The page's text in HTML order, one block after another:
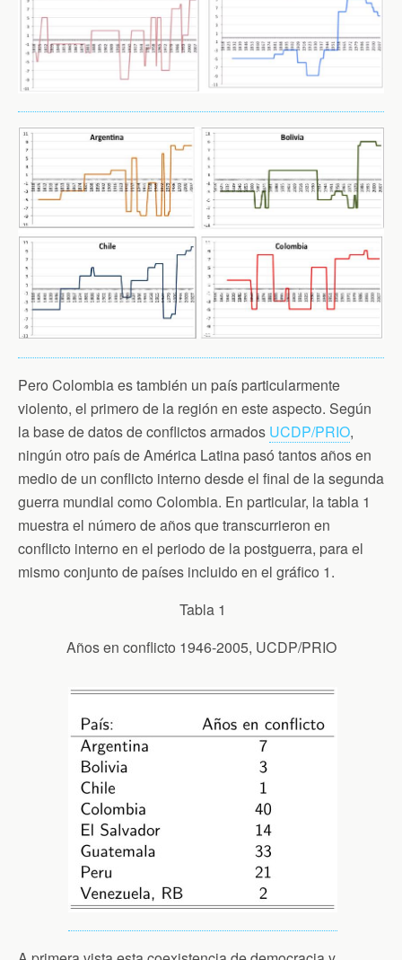
Pero Colombia es también un país particularmente
violento, el primero de la región en este aspecto. Según
la base de datos de conflictos armados UCDP/PRIO,
ningún otro país de América Latina pasó tantos años en
medio de un conflicto interno desde el final de la segunda
guerra mundial como Colombia. En particular, la tabla 1
muestra el número de años que transcurrieron en
conflicto interno en el periodo de la postguerra, para el
mismo conjunto de países incluido en el gráfico 1.
Tabla 1
Años en conflicto 1946-2005, UCDP/PRIO